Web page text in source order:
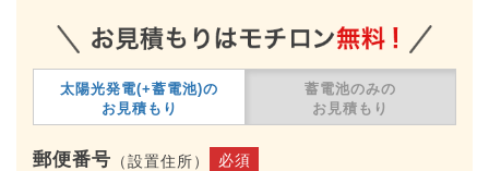
太陽光発電(+蓄電池)の
お見積もり
蓄電池のみの
お見積もり
郵便番号 （設置住所） 必須